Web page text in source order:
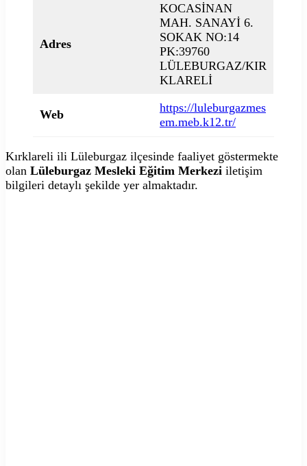
Adres
KOCASİNAN
MAH. SANAYİ 6.
SOKAK NO:14
PK:39760
LÜLEBURGAZ/KIR
KLARELİ
Web
https://luleburgazmes
em.meb.k12.tr/
Kırklareli ili Lüleburgaz ilçesinde faaliyet göstermekte
olan Lüleburgaz Mesleki Eğitim Merkezi iletişim
bilgileri detaylı şekilde yer almaktadır.